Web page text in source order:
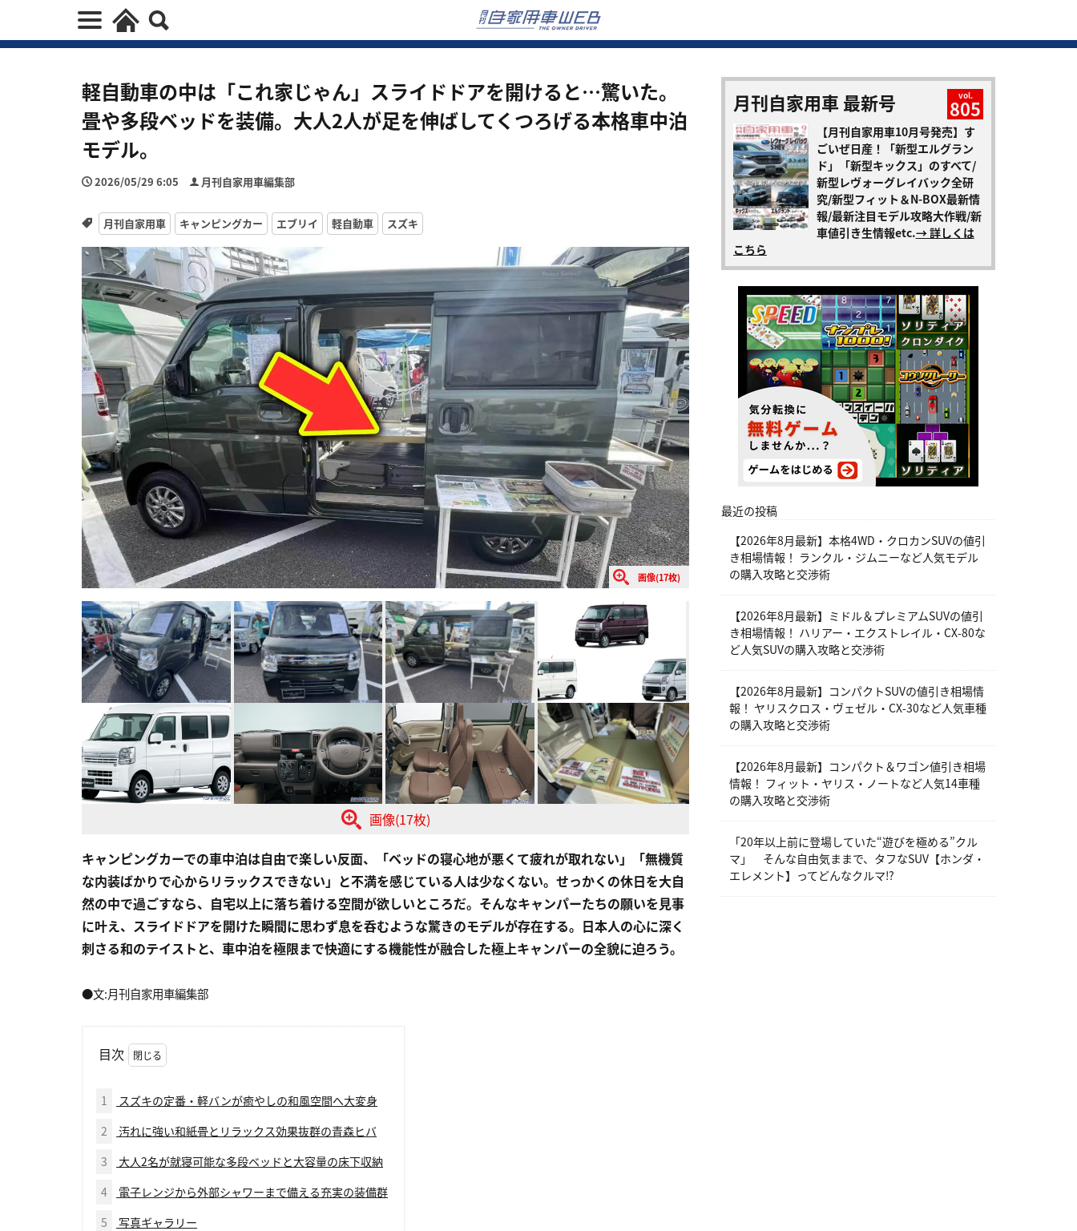
軽自動車の中は「これ家じゃん」スライドドアを開けると…驚いた。
畳や多段ベッドを装備。大人2人が足を伸ばしてくつろげる本格車中泊
モデル。
2026/05/29 6:05 月刊自家用車編集部
月刊自家用車 キャンピングカー エブリイ 軽自動車 スズキ
画像(17枚)
画像(17枚)
キャンピングカーでの車中泊は自由で楽しい反面、「ベッドの寝心地が悪くて疲れが取れない」「無機質
な内装ばかりで心からリラックスできない」と不満を感じている人は少なくない。せっかくの休日を大自
然の中で過ごすなら、自宅以上に落ち着ける空間が欲しいところだ。そんなキャンパーたちの願いを見事
に叶え、スライドドアを開けた瞬間に思わず息を呑むような驚きのモデルが存在する。日本人の心に深く
刺さる和のテイストと、車中泊を極限まで快適にする機能性が融合した極上キャンパーの全貌に迫ろう。
●文:月刊自家用車編集部
目次
1
スズキの定番・軽バンが癒やしの和風空間へ大変身
2
汚れに強い和紙畳とリラックス効果抜群の青森ヒバ
3
大人2名が就寝可能な多段ベッドと大容量の床下収納
4
電子レンジから外部シャワーまで備える充実の装備群
5
写真ギャラリー
月刊自家用車 最新号 vol.
805
【月刊自家用車10月号発売】す
ごいぜ日産！「新型エルグラン
ド」「新型キックス」のすべて/
新型レヴォーグレイバック全研
究/新型フィット＆N-BOX最新情
報/最新注目モデル攻略大作戦/新
車値引き生情報etc.→ 詳しくは
こちら
最近の投稿
【2026年8月最新】本格4WD・クロカンSUVの値引
き相場情報！ ランクル・ジムニーなど人気モデル
の購入攻略と交渉術
【2026年8月最新】ミドル＆プレミアムSUVの値引
き相場情報！ ハリアー・エクストレイル・CX-80な
ど人気SUVの購入攻略と交渉術
【2026年8月最新】コンパクトSUVの値引き相場情
報！ ヤリスクロス・ヴェゼル・CX-30など人気車種
の購入攻略と交渉術
【2026年8月最新】コンパクト＆ワゴン値引き相場
情報！ フィット・ヤリス・ノートなど人気14車種
の購入攻略と交渉術
「20年以上前に登場していた“遊びを極める”クル
マ」 そんな自由気ままで、タフなSUV【ホンダ・
エレメント】ってどんなクルマ⁉︎